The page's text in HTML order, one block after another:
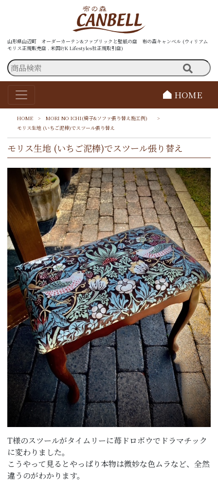
山形県山辺町 オーダーカーテン&ファブリックと壁紙の店 布の森キャンベル (ウィリアム
モリス正規販売店 . 米国P/K Lifestyles社正規取引店)
HOME
HOME > MORI NO ICHI(椅子&ソファ張り替え施工例)
>
モリス生地 (いちご泥棒)でスツール張り替え
モリス生地 (いちご泥棒)でスツール張り替え
T様のスツールがタイムリーに苺ドロボウでドラマチック
に変わりました。
こうやって見るとやっぱり本物は微妙な色ムラなど、全然
違うのがわかります。